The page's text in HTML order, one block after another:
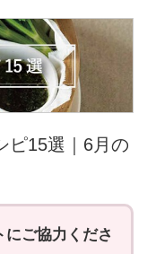
ピ15選｜6月の